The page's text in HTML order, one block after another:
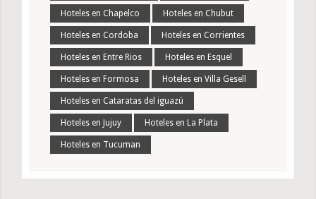
Hoteles en Chapelco Hoteles en Chubut
Hoteles en Cordoba Hoteles en Corrientes
Hoteles en Entre Rios Hoteles en Esquel
Hoteles en Formosa Hoteles en Villa Gesell
Hoteles en Cataratas del iguazú
Hoteles en Jujuy Hoteles en La Plata
Hoteles en Tucuman